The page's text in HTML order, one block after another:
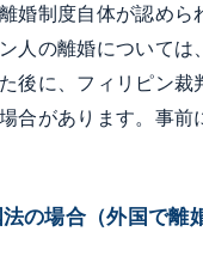
婚制度自体が認めら
人の離婚については
後に、フィリピン裁
合があります。事前
の場合（外国で離